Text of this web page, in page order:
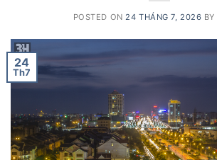
POSTED ON24 THÁNG 7, 2026 BY
24
Th7